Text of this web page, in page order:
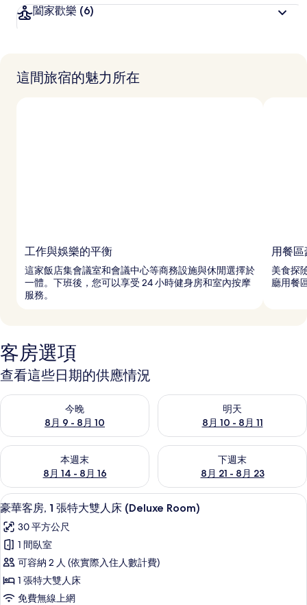
闔家歡樂 (6)
這間旅宿的魅力所在
工作與娛樂的平衡
這家飯店集會議室和會議中心等商務設施與休閒選擇於
一體。下班後，您可以享受 24 小時健身房和室內按摩
服務。
用餐
美食探
廳用餐
客房選項
查看這些日期的供應情況
今晚
8月 9 - 8月 10
查看今晚 (8月 9 - 8月 10) 的供應情況
明天
8月 10 - 8月 11
查看明天 (8月 10 - 8月 11) 的
本週末
8月 14 - 8月 16
查看本週末 (8月 14 - 8月 16) 的供應情況
下週末
8月 21 - 8月 23
查看下週末 (8月 21 - 8月 23)
顯
示
豪
華
客
房,
義大利 Frette 床單、高級寢具、羽絨
10
豪華客房, 1 張特大雙人床 (Deluxe Room)
30 平方公尺
1 間臥室
可容納 2 人 (依實際入住人數計費)
1 張特大雙人床
免費無線上網